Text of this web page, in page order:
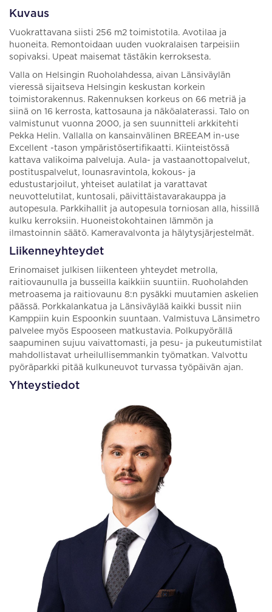
Kuvaus
Vuokrattavana siisti 256 m2 toimistotila. Avotilaa ja
huoneita. Remontoidaan uuden vuokralaisen tarpeisiin
sopivaksi. Upeat maisemat tästäkin kerroksesta.
Valla on Helsingin Ruoholahdessa, aivan Länsiväylän
vieressä sijaitseva Helsingin keskustan korkein
toimistorakennus. Rakennuksen korkeus on 66 metriä ja
siinä on 16 kerrosta, kattosauna ja näköalaterassi. Talo on
valmistunut vuonna 2000, ja sen suunnitteli arkkitehti
Pekka Helin. Vallalla on kansainvälinen BREEAM in-use
Excellent -tason ympäristösertifikaatti. Kiinteistössä
kattava valikoima palveluja. Aula- ja vastaanottopalvelut,
postituspalvelut, lounasravintola, kokous- ja
edustustarjoilut, yhteiset aulatilat ja varattavat
neuvottelutilat, kuntosali, päivittäistavarakauppa ja
autopesula. Parkkihallit ja autopesula torniosan alla, hissillä
kulku kerroksiin. Huoneistokohtainen lämmön ja
ilmastoinnin säätö. Kameravalvonta ja hälytysjärjestelmät.
Liikenneyhteydet
Erinomaiset julkisen liikenteen yhteydet metrolla,
raitiovaunulla ja busseilla kaikkiin suuntiin. Ruoholahden
metroasema ja raitiovaunu 8:n pysäkki muutamien askelien
päässä. Porkkalankatua ja Länsiväylää kaikki bussit niin
Kamppiin kuin Espoonkin suuntaan. Valmistuva Länsimetro
palvelee myös Espooseen matkustavia. Polkupyörällä
saapuminen sujuu vaivattomasti, ja pesu- ja pukeutumistilat
mahdollistavat urheilullisemmankin työmatkan. Valvottu
pyöräparkki pitää kulkuneuvot turvassa työpäivän ajan.
Yhteystiedot